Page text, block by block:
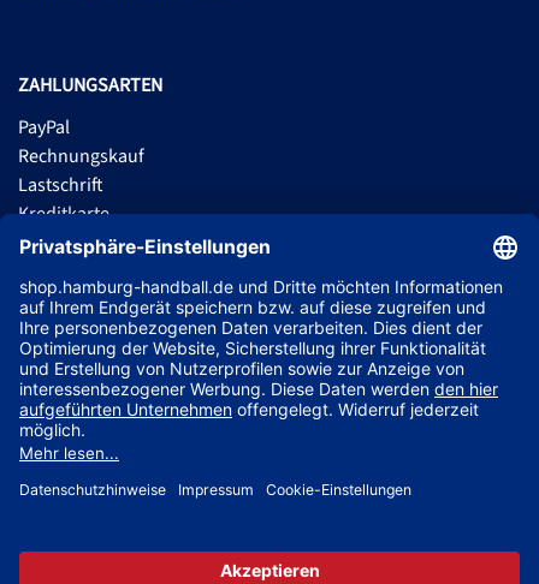
ZAHLUNGSARTEN
PayPal
Rechnungskauf
Lastschrift
Kreditkarte
Apple Pay
ABONNIERE JETZT DEN KOSTENLOSEN HSVH FANSHOP NEWSLETTER
UND VERPASSE KEINE NEUIGKEIT ODER AKTION MEHR.
JETZT ANMELDEN